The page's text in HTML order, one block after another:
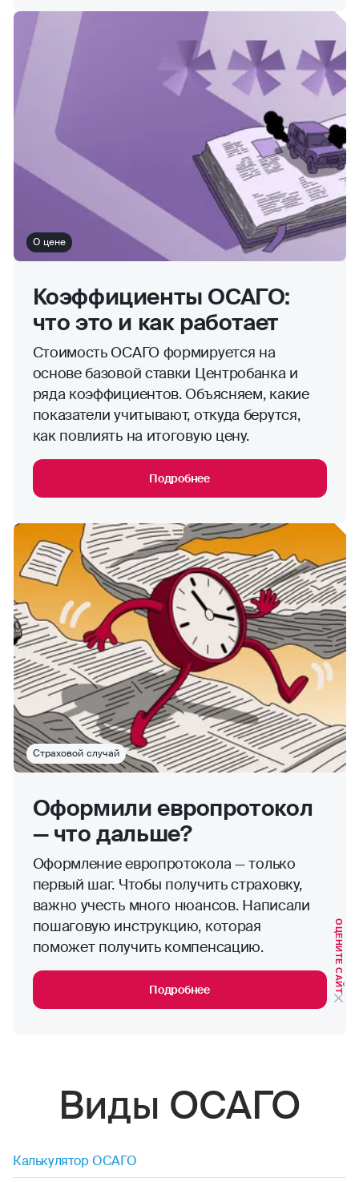
О цене
Коэффициенты ОСАГО:
что это и как работает
Стоимость ОСАГО формируется на
основе базовой ставки Центробанка и
ряда коэффициентов. Объясняем, какие
показатели учитывают, откуда берутся,
как повлиять на итоговую цену.
Подробнее
Страховой случай
Оформили европротокол
— что дальше?
Оформление европротокола — только
первый шаг. Чтобы получить страховку,
важно учесть много нюансов. Написали
пошаговую инструкцию, которая
поможет получить компенсацию.
Подробнее
Виды ОСАГО
Калькулятор ОСАГО
ОЦЕНИТЕ САЙТ